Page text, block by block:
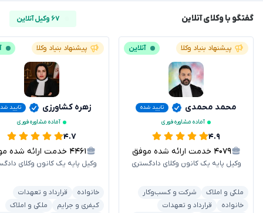
گفتگو با وکلای آنلاین ۶۷ وکیل آنلاین
پیشنهاد بنیاد وکلا آنلاین
محمد محمدی
تایید شده
آماده مشاوره فوری
۴.۹
۴۰۷۹ خدمت ارائه شده موفق
وکیل پایه یک کانون وکلای دادگستری
ملکی و املاک
شرکت و کسب‌وکار
خانواده
قرارداد و تعهدات
پیشنهاد بنیاد وکلا
زهره کشاورزی
تایید
آماده مشاوره فوری
۴.۷
۴۴۶۱ خدمت ارائه شده موفق
وکیل پایه یک کانون وکلای
خانواده
قرارداد و تعهدات
کیفری و جرایم
ملکی و املاک